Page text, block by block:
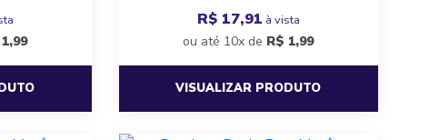
1,99
R$ 17,91 à vista
ou até 10x de R$1,99
VISUALIZAR PRODUTO